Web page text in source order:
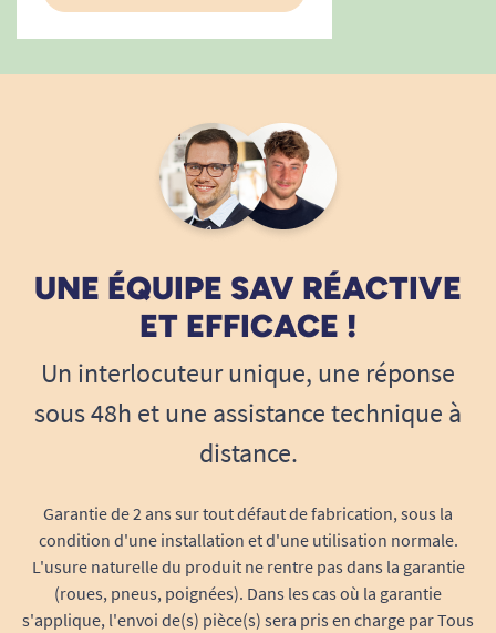
UNE ÉQUIPE SAV RÉACTIVE
ET EFFICACE !
Un interlocuteur unique, une réponse
sous 48h et une assistance technique à
distance.
Garantie de 2 ans sur tout défaut de fabrication, sous la
condition d'une installation et d'une utilisation normale.
L'usure naturelle du produit ne rentre pas dans la garantie
(roues, pneus, poignées). Dans les cas où la garantie
s'applique, l'envoi de(s) pièce(s) sera pris en charge par Tous